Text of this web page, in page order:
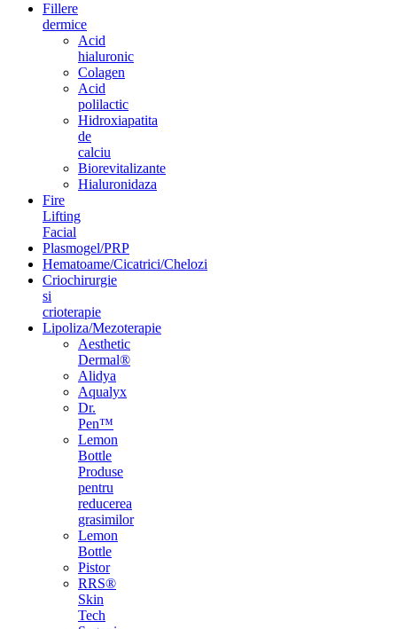
Fillere
dermice
Acid
hialuronic
Colagen
Acid
polilactic
Hidroxiapatita
de
calciu
Biorevitalizante
Hialuronidaza
Fire
Lifting
Facial
Plasmogel/PRP
Hematoame/Cicatrici/Chelozi
Criochirurgie
si
crioterapie
Lipoliza/Mezoterapie
Aesthetic
Dermal®
Alidya
Aqualyx
Dr.
Pen™
Lemon
Bottle
Produse
pentru
reducerea
grasimilor
Lemon
Bottle
Pistor
RRS®
Skin
Tech